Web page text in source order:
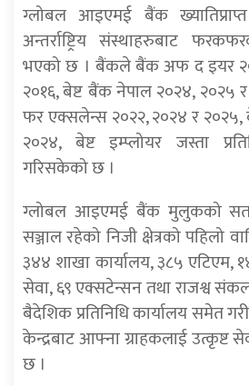
ग्लोबल आइएमई बैंक ख्यातिप्राप्त
अन्तर्राष्ट्रिय संस्थाहरुबाट
भएको छ । बैंकले बैंक अफ द इयर
२०१६, बेष्ट बैंक नेपाल २०२४, २०२५ र
फर एक्सलेन्स २०२२, २०२४ र
२०२४, बेष्ट इम्प्लोयर जस्ता
गरिसकेको छ ।
ग्लोबल आइएमई बैंक मुलुकको
सञ्जाल रहेको निजी क्षेत्रको पहिलो
३४४ शाखा कार्यालय, ३८५ एटिएम,
सेवा, ६९ एक्सटेन्सन तथा राजश्व
बैदेशिक प्रतिनिधि कार्यालय समेत
केन्द्रबाट आफ्ना ग्राहकलाई उत्कृष्ट
छ ।